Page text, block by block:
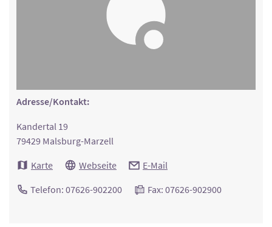
Adresse/Kontakt:
Kandertal 19
79429 Malsburg-Marzell
Karte
Webseite E-Mail
Telefon: 07626-902200 Fax: 07626-902900